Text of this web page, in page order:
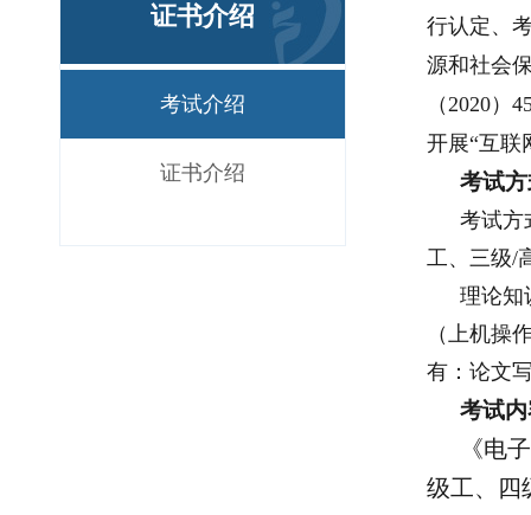
证书介绍
考试介绍
证书介绍
行认定、
源和社会
（2020
开展“互联
考试
考试方
工、三级/
理论知
（上机操
有：论文
考试
《电
级工、四